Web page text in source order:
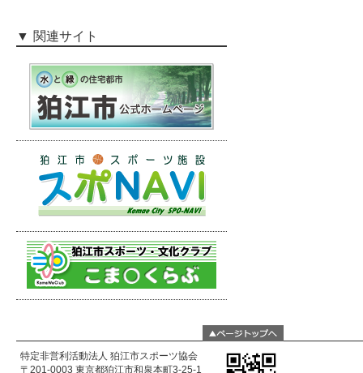
関連サイト
特定非営利活動法人 狛江市スポーツ協会
〒201-0003 東京都狛江市和泉本町3-25-1